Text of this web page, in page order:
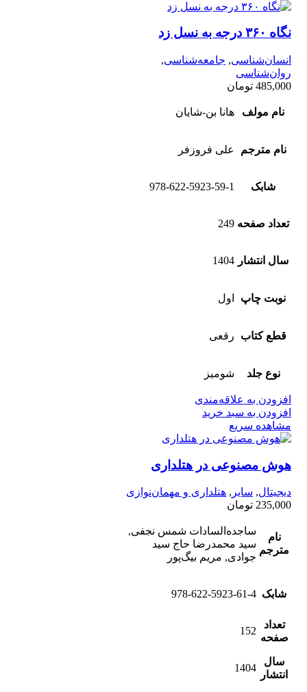
نگاه ۳۶۰ درجه به نسل زد
انسان‌شناسی, جامعه‌شناسی,
روان‌شناسی
485,000 تومان
نام مولف هانا بن-شایان
نام مترجم علی فروزفر
شابک 978-622-5923-59-1
تعداد صفحه 249
سال انتشار 1404
نوبت چاپ اول
قطع کتاب رقعی
نوع جلد شومیز
افزودن به علاقه‌مندی
افزودن به سبد خرید
مشاهده سریع
هوش مصنوعی در هتلداری
دیجیتال, سایر , هتلداری و مهمان‌نوازی
235,000 تومان
نام
مترجم
ساجده‌السادات شمس نجفی,
سید محمد‌رضا حاج سید
جوادی, مریم بیگ‌پور
شابک 978-622-5923-61-4
تعداد
صفحه
152
سال
انتشار
1404